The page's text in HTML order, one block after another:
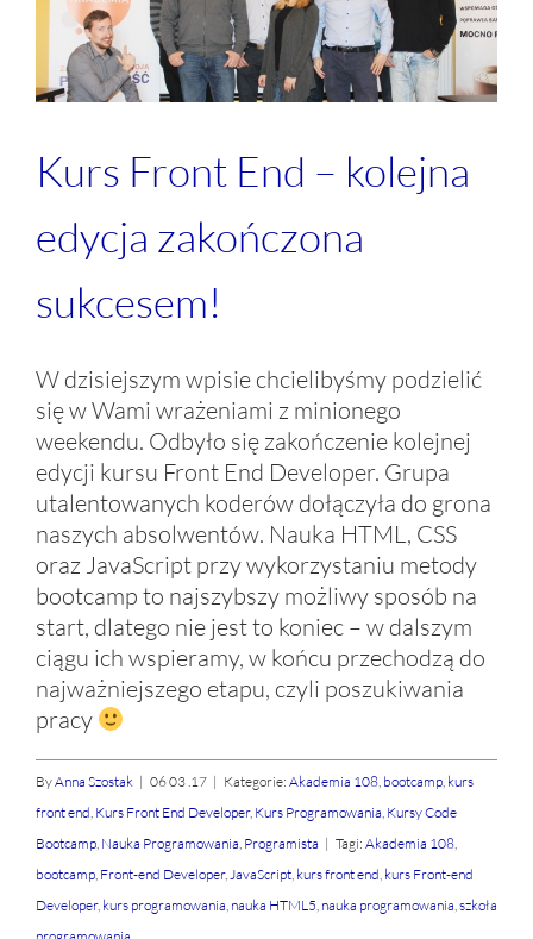
Kurs Front End – kolejna
edycja zakończona
sukcesem!
W dzisiejszym wpisie chcielibyśmy podzielić
się w Wami wrażeniami z minionego
weekendu. Odbyło się zakończenie kolejnej
edycji kursu Front End Developer. Grupa
utalentowanych koderów dołączyła do grona
naszych absolwentów. Nauka HTML, CSS
oraz JavaScript przy wykorzystaniu metody
bootcamp to najszybszy możliwy sposób na
start, dlatego nie jest to koniec – w dalszym
ciągu ich wspieramy, w końcu przechodzą do
najważniejszego etapu, czyli poszukiwania
pracy
ByAnna Szostak | 06 03 .17 | Kategorie: Akademia 108, bootcamp, kurs
front end, Kurs Front End Developer, Kurs Programowania, Kursy Code
Bootcamp, Nauka Programowania, Programista | Tagi: Akademia 108,
bootcamp, Front-end Developer,JavaScript, kurs front end, kurs Front-end
Developer, kurs programowania, nauka HTML5, nauka programowania,szkoła